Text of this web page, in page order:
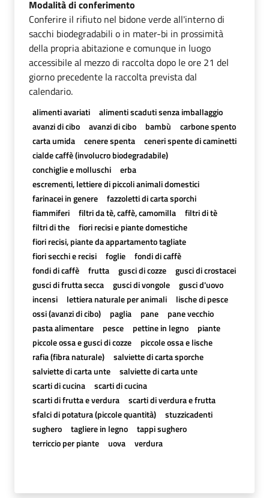
Modalità di conferimento
Conferire il rifiuto nel bidone verde all'interno di
sacchi biodegradabili o in mater-bi in prossimità
della propria abitazione e comunque in luogo
accessibile al mezzo di raccolta dopo le ore 21 del
giorno precedente la raccolta prevista dal
calendario.
alimenti avariati
alimenti scaduti senza imballaggio
avanzi di cibo
avanzi di cibo bambù
carbone spento
carta umida
cenere spenta
ceneri spente di caminetti
cialde caffè (involucro biodegradabile)
conchiglie e molluschi
erba
escrementi, lettiere di piccoli animali domestici
farinacei in genere
fazzoletti di carta sporchi
fiammiferi
filtri da tè, caffè, camomilla
filtri di tè
filtri di the
fiori recisi e piante domestiche
fiori recisi, piante da appartamento tagliate
fiori secchi e recisi
foglie
fondi di caffè
fondi di caffè
frutta gusci di cozze
gusci di crostacei
gusci di frutta secca
gusci di vongole
gusci d'uovo
incensi
lettiera naturale per animali
lische di pesce
ossi (avanzi di cibo)
paglia pane
pane vecchio
pasta alimentare
pesce pettine in legno
piante
piccole ossa e gusci di cozze
piccole ossa e lische
rafia (fibra naturale)
salviette di carta sporche
salviette di carta unte
salviette di carta unte
scarti di cucina
scarti di cucina
scarti di frutta e verdura
scarti di verdura e frutta
sfalci di potatura (piccole quantità)
stuzzicadenti
sughero
tagliere in legno
tappi sughero
terriccio per piante
uova verdura